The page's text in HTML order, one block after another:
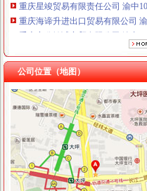
重庆海谛升进出口贸易有限公司
重庆奕欣锦诚商贸有限公司 渝九
重庆信同广告有限公司 渝沙50万
重庆三虹房地产营销策划有限公司
公司位置（地图）
工商动态
永川局重庆财务公司四项措施助推
开县局重庆公司注销五项措施加快
开县局重庆财务公司四项标准贯